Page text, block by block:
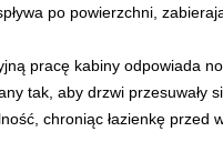
po powierzchni,
pracę kabiny odpowiada
tak, aby drzwi przesuwały
chroniąc łazienkę przed